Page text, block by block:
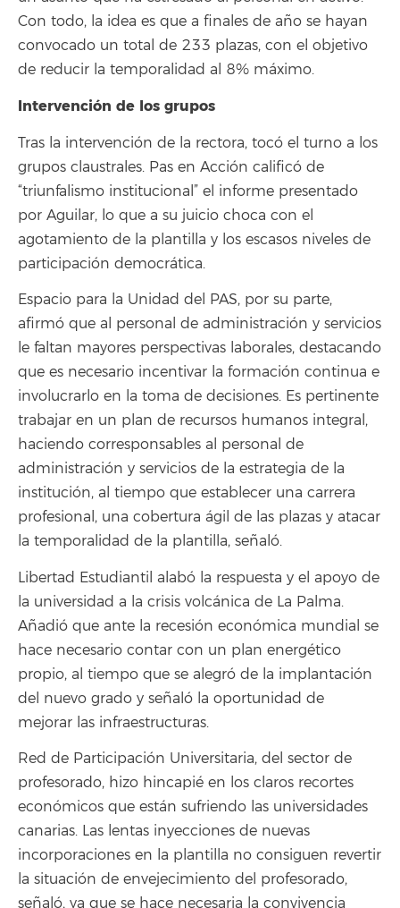
Con todo, la idea es que a finales de año se hayan
convocado un total de 233 plazas, con el objetivo
de reducir la temporalidad al 8% máximo.
Intervención de los grupos
Tras la intervención de la rectora, tocó el turno a los
grupos claustrales. Pas en Acción calificó de
“triunfalismo institucional” el informe presentado
por Aguilar, lo que a su juicio choca con el
agotamiento de la plantilla y los escasos niveles de
participación democrática.
Espacio para la Unidad del PAS, por su parte,
afirmó que al personal de administración y servicios
le faltan mayores perspectivas laborales, destacando
que es necesario incentivar la formación continua e
involucrarlo en la toma de decisiones. Es pertinente
trabajar en un plan de recursos humanos integral,
haciendo corresponsables al personal de
administración y servicios de la estrategia de la
institución, al tiempo que establecer una carrera
profesional, una cobertura ágil de las plazas y atacar
la temporalidad de la plantilla, señaló.
Libertad Estudiantil alabó la respuesta y el apoyo de
la universidad a la crisis volcánica de La Palma.
Añadió que ante la recesión económica mundial se
hace necesario contar con un plan energético
propio, al tiempo que se alegró de la implantación
del nuevo grado y señaló la oportunidad de
mejorar las infraestructuras.
Red de Participación Universitaria, del sector de
profesorado, hizo hincapié en los claros recortes
económicos que están sufriendo las universidades
canarias. Las lentas inyecciones de nuevas
incorporaciones en la plantilla no consiguen revertir
la situación de envejecimiento del profesorado,
señaló, ya que se hace necesaria la convivencia